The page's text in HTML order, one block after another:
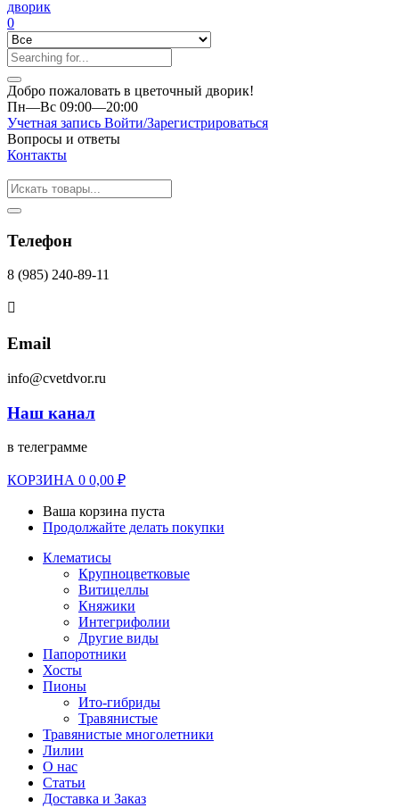
0
Добро пожаловать в цветочный дворик!
Пн—Вс 09:00—20:00
Учетная запись Войти/Зарегистрироваться
Вопросы и ответы
Контакты
Телефон
8 (985) 240-89-11
Email
info@cvetdvor.ru
Наш канал
в телеграмме
КОРЗИНА 0 0,00 ₽
Ваша корзина пуста
Продолжайте делать покупки
Клематисы
Крупноцветковые
Витицеллы
Княжики
Интегрифолии
Другие виды
Папоротники
Хосты
Пионы
Ито-гибриды
Травянистые
Травянистые многолетники
Лилии
О нас
Статьи
Доставка и Заказ